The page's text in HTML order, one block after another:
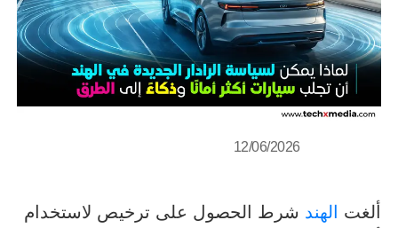
12/06/2026
ألغت الهند شرط الحصول على ترخيص لاستخدام